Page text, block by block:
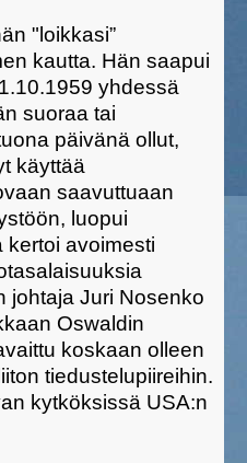
"loikkasi”
kautta. Hän saapui
yhdessä
suoraa tai
päivänä ollut,
käyttää
saavuttuaan
luopui
kertoi avoimesti
johtaja Juri Nosenko
Oswaldin
koskaan olleen
tiedustelupiireihin.
kytköksissä USA:n